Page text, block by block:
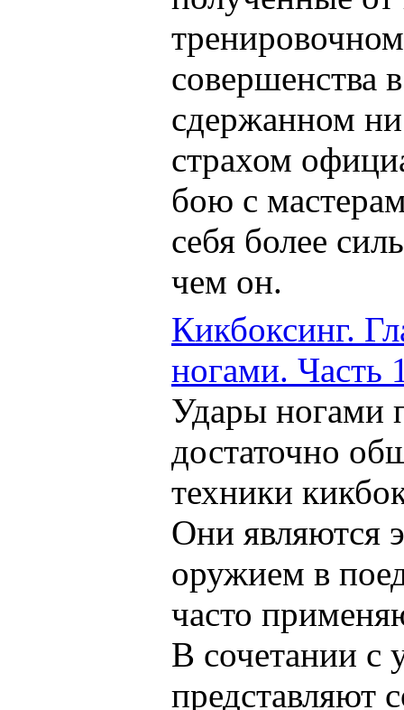
совершенства
сдержанном
страхом
бою с
себя более
чем он.
Кикбоксинг.
ногами. Часть
Удары ногами
достаточно
техники
Они являются
оружием в
часто
В сочетании с
представляют